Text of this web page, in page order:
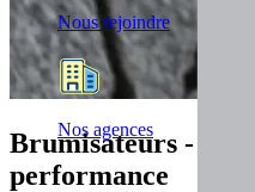
Nous rejoindre
Nos agences
Brumisateurs -
performance